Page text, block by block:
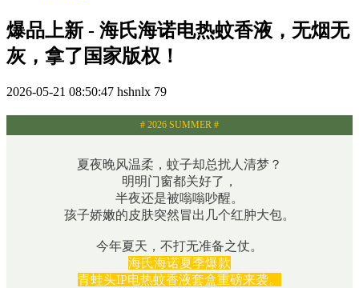
爆品上新 - 海氏海诺电热蚊香液，无烟无
灰，拿了国家版权！
2026-05-21 08:50:47 hshnlx 79
# 2026 SUMMER #
夏夜晚风温柔，蚊子却总扰人清梦？
明明门窗都关好了，
半夜还是被嗡嗡吵醒。
孩子娇嫩的皮肤突然冒出几个红肿大包。
今年夏天，不打无准备之仗。
海氏海诺夏季爆款
青蛙头IP电热蚊香液套盒重磅来袭。